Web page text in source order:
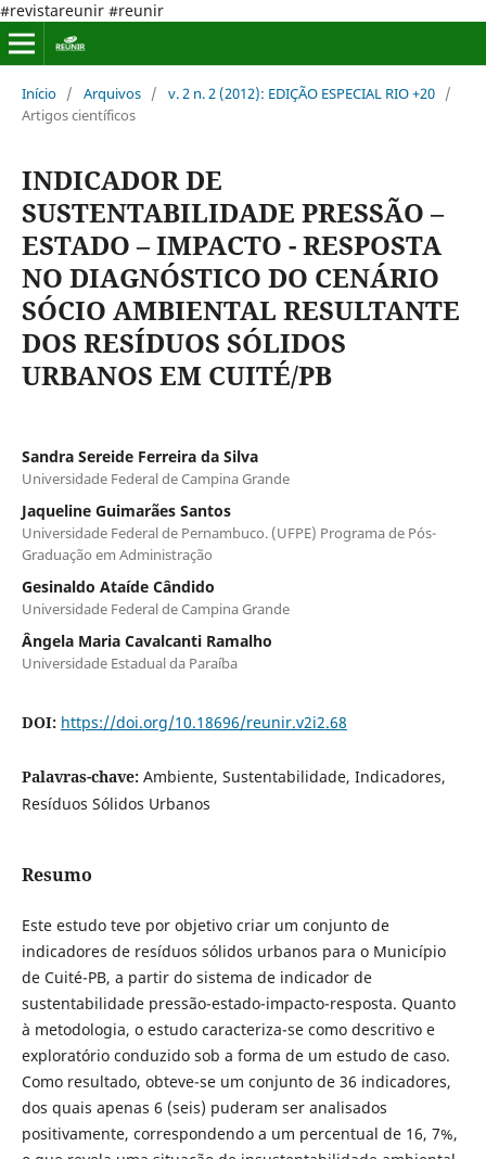
#revistareunir #reunir
Início / Arquivos / v. 2 n. 2 (2012): EDIÇÃO ESPECIAL RIO +20 /
Artigos científicos
INDICADOR DE
SUSTENTABILIDADE PRESSÃO –
ESTADO – IMPACTO - RESPOSTA
NO DIAGNÓSTICO DO CENÁRIO
SÓCIO AMBIENTAL RESULTANTE
DOS RESÍDUOS SÓLIDOS
URBANOS EM CUITÉ/PB
Sandra Sereide Ferreira da Silva
Universidade Federal de Campina Grande
Jaqueline Guimarães Santos
Universidade Federal de Pernambuco. (UFPE) Programa de Pós-
Graduação em Administração
Gesinaldo Ataíde Cândido
Universidade Federal de Campina Grande
Ângela Maria Cavalcanti Ramalho
Universidade Estadual da Paraíba
DOI: https://doi.org/10.18696/reunir.v2i2.68
Palavras-chave: Ambiente, Sustentabilidade, Indicadores,
Resíduos Sólidos Urbanos
Resumo
Este estudo teve por objetivo criar um conjunto de
indicadores de resíduos sólidos urbanos para o Município
de Cuité-PB, a partir do sistema de indicador de
sustentabilidade pressão-estado-impacto-resposta. Quanto
à metodologia, o estudo caracteriza-se como descritivo e
exploratório conduzido sob a forma de um estudo de caso.
Como resultado, obteve-se um conjunto de 36 indicadores,
dos quais apenas 6 (seis) puderam ser analisados
positivamente, correspondendo a um percentual de 16, 7%,